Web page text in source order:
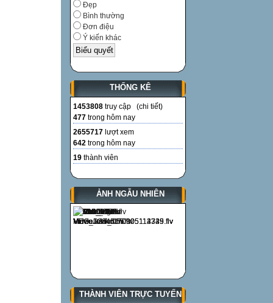
Đẹp
Bình thường
Đơn điệu
Ý kiến khác
THỐNG KÊ
1453808 truy cập (chi tiết)
477 trong hôm nay
2655717 lượt xem
642 trong hôm nay
19 thành viên
ẢNH NGẪU NHIÊN
THÀNH VIÊN TRỰC TUYẾN